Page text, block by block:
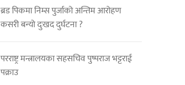
ब्रड पिकमा निम्स पुर्जाको अन्तिम आरोहण
कसरी बन्यो दुःखद दुर्घटना ?
परराष्ट्र मन्त्रालयका सहसचिव पुष्पराज भट्टराई
पक्राउ